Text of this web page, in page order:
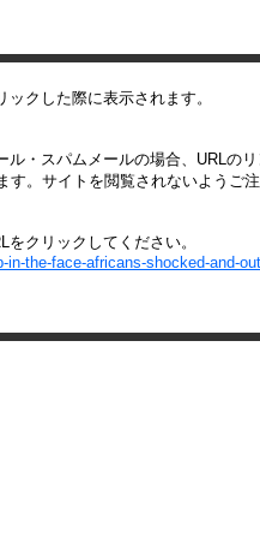
クした際に表示されます。
ル・スパムメールの場合、URLの
す。サイトを閲覧されないようご
クリックしてください。
the-face-africans-shocked-and-